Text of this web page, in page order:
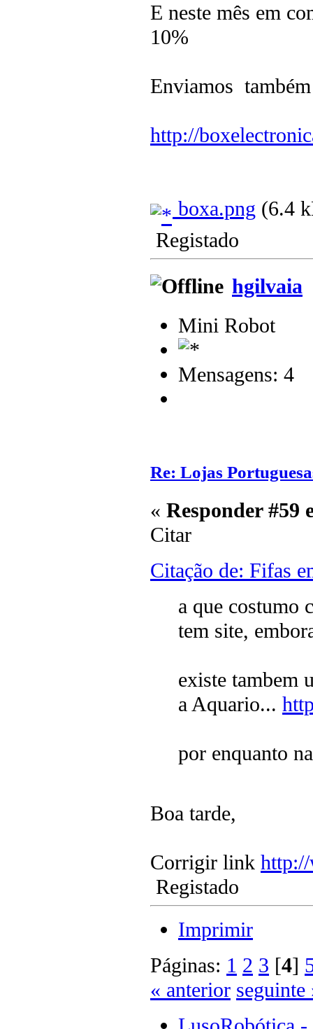
E neste mês em
10%
Enviamos
http://
boxa.png (6.4
Registado
hgilvaia
Mini Robot
Mensagens: 4
Re: Lojas
« Responder #59
Citar
Citação de: Fifas
a que costumo
tem site,
existe tambem
a Aquario...
por enquanto
Boa tarde,
Corrigir link
Registado
Imprimir
Páginas: 1 2 3 [4]
« anterior seguinte